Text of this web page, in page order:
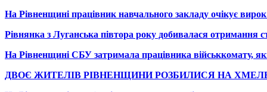
На Рівненщині працівник навчального закладу очікує
Рівнянка з Луганська півтора року добивалася отримання
На Рівненщині СБУ затримала працівника військкомату,
ДВОЄ ЖИТЕЛІВ РІВНЕНЩИНИ РОЗБИЛИСЯ НА